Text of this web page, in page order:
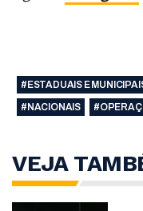
#ESTADUAIS E
#NACIONAIS
VEJA